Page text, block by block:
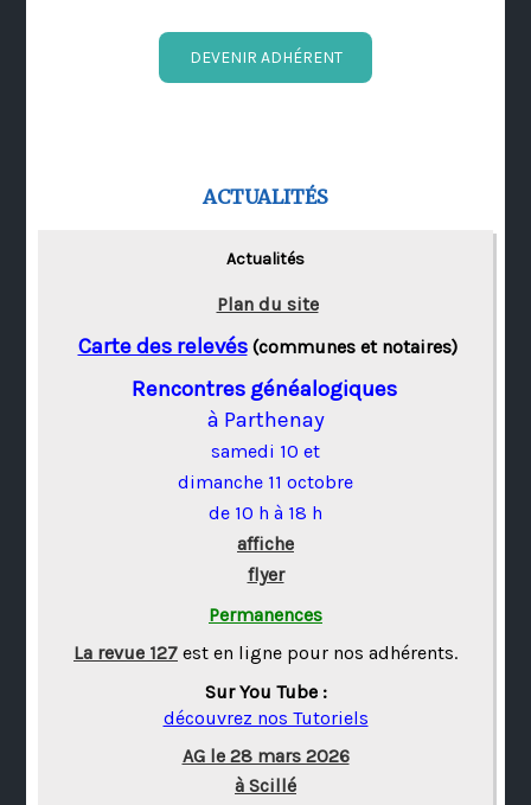
DEVENIR ADHÉRENT
ACTUALITÉS
Actualités
Plan du site
Carte des relevés(communes et notaires)
Rencontres généalogiques
à Parthenay
samedi 10 et
dimanche 11 octobre
de 10 h à 18 h
affiche
flyer
Permanences
La revue 127 est en ligne pour nos adhérents.
Sur You Tube :
découvrez nos Tutoriels
AG le 28 mars 2026
à Scillé